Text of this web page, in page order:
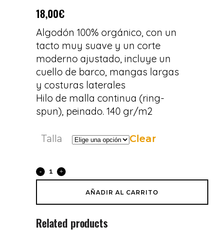
18,00€
Algodón 100% orgánico, con un
tacto muy suave y un corte
moderno ajustado, incluye un
cuello de barco, mangas largas
y costuras laterales
Hilo de malla continua (ring-
spun), peinado. 140 gr/m2
Talla Clear
Camiseta
Mejor
Gris
AÑADIR AL CARRITO
Related products